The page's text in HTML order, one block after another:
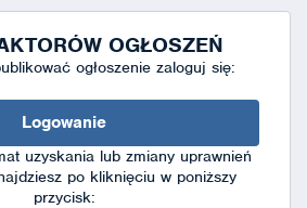
OGŁOSZEŃ
ogłoszenie zaloguj się:
Logowanie
uzyskania lub zmiany uprawnień
po kliknięciu w poniższy
przycisk: